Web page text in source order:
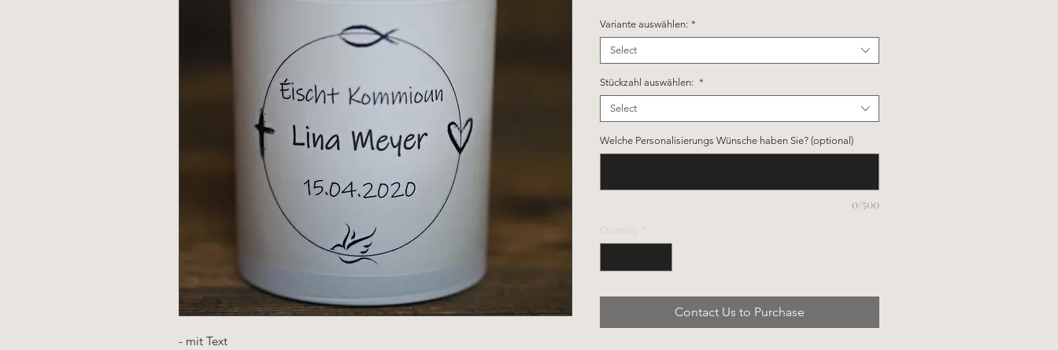
- mit Text
Variante auswählen: *
Select
Stückzahl auswählen: *
Select
Welche Personalisierungs Wünsche haben Sie? (optional)
0/500
Quantity
Contact Us to Purchase